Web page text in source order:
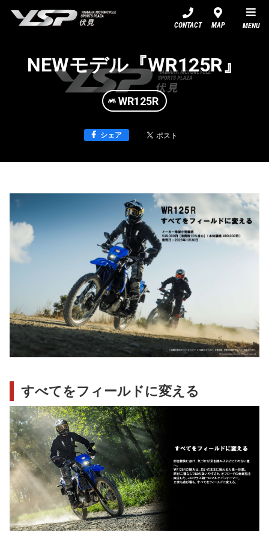
CONTACT MAP MENU
NEWモデル『WR125R』
WR125R
シェア
すべてをフィールドに変える